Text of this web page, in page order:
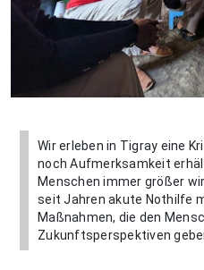
Wir erleben in Tigray eine
noch Aufmerksamkeit
Menschen immer größer
seit Jahren akute Nothilfe
Maßnahmen, die den
Zukunftsperspektiven